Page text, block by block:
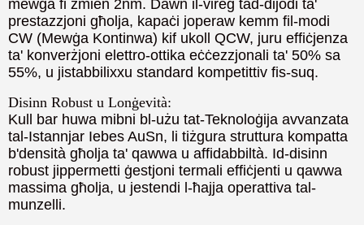
mewġa fi żmien 2nm. Dawn il-vireg tad-dijodi ta'
prestazzjoni għolja, kapaċi joperaw kemm fil-modi
CW (Mewġa Kontinwa) kif ukoll QCW, juru effiċjenza
ta' konverżjoni elettro-ottika eċċezzjonali ta' 50% sa
55%, u jistabbilixxu standard kompetittiv fis-suq.
Disinn Robust u Lonġevità:
Kull bar huwa mibni bl-użu tat-Teknoloġija avvanzata
tal-Istannjar Iebes AuSn, li tiżgura struttura kompatta
b'densità għolja ta' qawwa u affidabbiltà. Id-disinn
robust jippermetti ġestjoni termali effiċjenti u qawwa
massima għolja, u jestendi l-ħajja operattiva tal-
munzelli.